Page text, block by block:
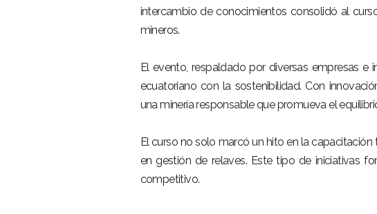
intercambio de conocimientos consolidó al
mineros.
El evento, respaldado por diversas empresas
ecuatoriano con la sostenibilidad. Con
una minería responsable que promueva el
El curso no solo marcó un hito en la
en gestión de relaves. Este tipo de iniciativas
competitivo.